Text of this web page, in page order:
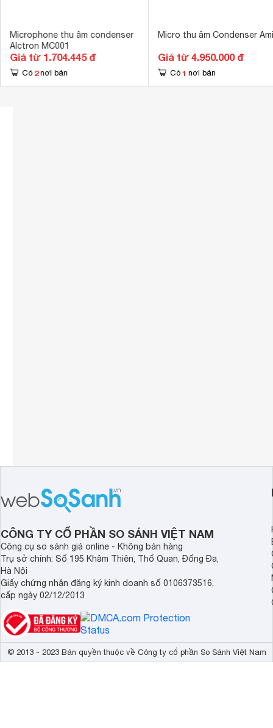
Microphone thu âm condenser
Alctron MC001
Giá từ 1.704.445 đ
Có 2 nơi bán
Micro thu âm Condenser
Giá từ 4.950.000 đ
Có 1 nơi bán
CÔNG TY CỔ PHẦN SO SÁNH VIỆT NAM
Công cụ so sánh giá online - Không bán hàng
Trụ sở chính: Số 195 Khâm Thiên, Thổ Quan, Đống Đa,
Hà Nội
Giấy chứng nhận đăng ký kinh doanh số 0106373516,
cấp ngày 02/12/2013
© 2013 - 2023 Bản quyền thuộc về Công ty cổ phần So Sánh Việt Nam